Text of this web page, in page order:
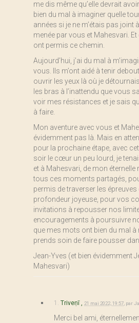
me dis même qu’elle devrait avoir
bien du mal à imaginer quelle
années si je ne m’étais pas joint
menée par vous et Mahesvari.
ont permis ce chemin.
Aujourd’hui, j’ai du mal à
vous. Ils m’ont aidé à tenir
ouvrir les yeux là où je
les bras à l’inattendu que vous
voir mes résistances et je sais
à faire.
Mon aventure avec vous et
évidemment pas là. Mais en
pour la prochaine étape, avec
soir le cœur un peu lourd, je
et à Mahesvari, de mon
tous ces moments partagés,
permis de traverser les épreuves
profondeur joyeuse, pour vos
invitations à repousser nos
encouragements à poursuivre
que mes mots ont bien du mal à
prends soin de faire pousser
Jean-Yves (et bien évidemment
Mahesvari)
1. Triveṇī , 21 mai 2022, 19:57 par
Merci bel ami,